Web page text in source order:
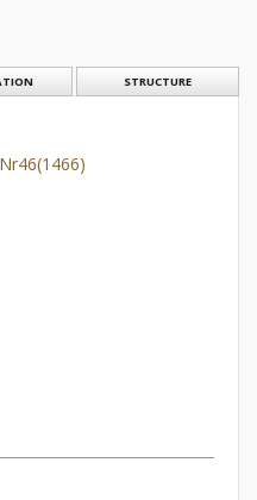
STRUCTURE